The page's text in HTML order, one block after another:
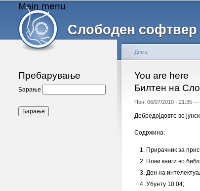
Слободен софтвер
Main menu
Пребарување
Барање
You are here
Дома
Билтен на
Пон, 06/07/2010 - 21:35 —
Добредојдовте во
Содржина:
Прирачник за
Нови книги во
Ден на
Убунту 10.04;